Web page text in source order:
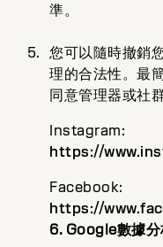
準。
您可以隨時撤銷
理的合法性。最
同意管理器或社
Instagram:
https://
Facebook:
https://
6. Google數據